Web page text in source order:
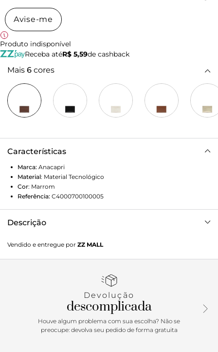
Avise-me
Produto indisponível
Receba atéR$ 5,59de cashback
Mais 6 cores
Características
Marca: Anacapri
Material: Material Tecnológico
Cor: Marrom
Referência: C4000700100005
Descrição
similar ao couro, o acessório vem para a temporada no
shape quadrado e no tamanho P. Possui acabamento em
abas para acomodar cartões, dinheiro e documentos, na
divisória a mais. Traz assinatura Anacapri em carimbo
metálico, centralizada na capa frontal. Porque Apostar:
Desperte o lado leve da vida! Para carregar o essencial e o
que realmente importa com você, o porta-cartão Neutral é
Vendido e entregue por ZZ MALL
Devolução
descomplicada
Houve algum problema com sua escolha? Não se
preocupe: devolva seu pedido de forma gratuita